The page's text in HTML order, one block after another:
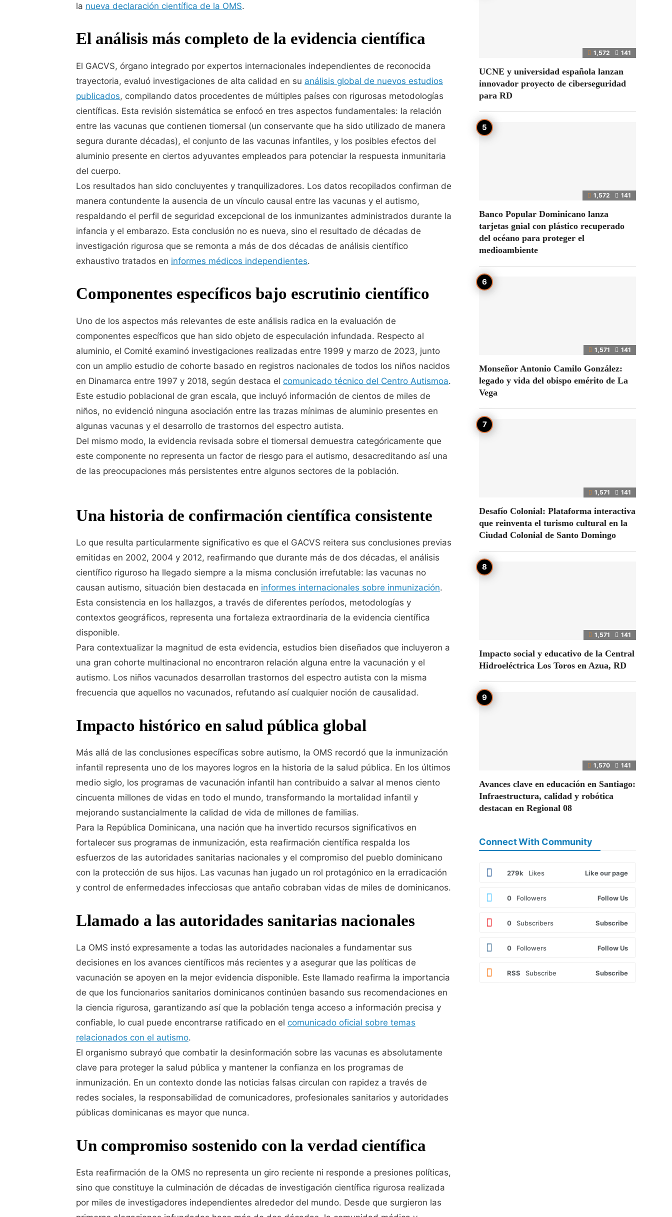
la nueva declaración científica de la OMS.
El análisis más completo de la evidencia científica
El GACVS, órgano integrado por expertos internacionales independientes de reconocida
trayectoria, evaluó investigaciones de alta calidad en su análisis global de nuevos estudios
publicados, compilando datos procedentes de múltiples países con rigurosas metodologías
científicas. Esta revisión sistemática se enfocó en tres aspectos fundamentales: la relación
entre las vacunas que contienen tiomersal (un conservante que ha sido utilizado de manera
segura durante décadas), el conjunto de las vacunas infantiles, y los posibles efectos del
aluminio presente en ciertos adyuvantes empleados para potenciar la respuesta inmunitaria
del cuerpo.
Los resultados han sido concluyentes y tranquilizadores. Los datos recopilados confirman de
manera contundente la ausencia de un vínculo causal entre las vacunas y el autismo,
respaldando el perfil de seguridad excepcional de los inmunizantes administrados durante la
infancia y el embarazo. Esta conclusión no es nueva, sino el resultado de décadas de
investigación rigurosa que se remonta a más de dos décadas de análisis científico
exhaustivo tratados en informes médicos independientes.
Componentes específicos bajo escrutinio científico
Uno de los aspectos más relevantes de este análisis radica en la evaluación de
componentes específicos que han sido objeto de especulación infundada. Respecto al
aluminio, el Comité examinó investigaciones realizadas entre 1999 y marzo de 2023, junto
con un amplio estudio de cohorte basado en registros nacionales de todos los niños nacidos
en Dinamarca entre 1997 y 2018, según destaca el comunicado técnico del Centro Autismoa.
Este estudio poblacional de gran escala, que incluyó información de cientos de miles de
niños, no evidenció ninguna asociación entre las trazas mínimas de aluminio presentes en
algunas vacunas y el desarrollo de trastornos del espectro autista.
Del mismo modo, la evidencia revisada sobre el tiomersal demuestra categóricamente que
este componente no representa un factor de riesgo para el autismo, desacreditando así una
de las preocupaciones más persistentes entre algunos sectores de la población.
Una historia de confirmación científica consistente
Lo que resulta particularmente significativo es que el GACVS reitera sus conclusiones previas
emitidas en 2002, 2004 y 2012, reafirmando que durante más de dos décadas, el análisis
científico riguroso ha llegado siempre a la misma conclusión irrefutable: las vacunas no
causan autismo, situación bien destacada en informes internacionales sobre inmunización.
Esta consistencia en los hallazgos, a través de diferentes períodos, metodologías y
contextos geográficos, representa una fortaleza extraordinaria de la evidencia científica
disponible.
Para contextualizar la magnitud de esta evidencia, estudios bien diseñados que incluyeron a
una gran cohorte multinacional no encontraron relación alguna entre la vacunación y el
autismo. Los niños vacunados desarrollan trastornos del espectro autista con la misma
frecuencia que aquellos no vacunados, refutando así cualquier noción de causalidad.
Impacto histórico en salud pública global
Más allá de las conclusiones específicas sobre autismo, la OMS recordó que la inmunización
infantil representa uno de los mayores logros en la historia de la salud pública. En los últimos
medio siglo, los programas de vacunación infantil han contribuido a salvar al menos ciento
cincuenta millones de vidas en todo el mundo, transformando la mortalidad infantil y
mejorando sustancialmente la calidad de vida de millones de familias.
Para la República Dominicana, una nación que ha invertido recursos significativos en
fortalecer sus programas de inmunización, esta reafirmación científica respalda los
esfuerzos de las autoridades sanitarias nacionales y el compromiso del pueblo dominicano
con la protección de sus hijos. Las vacunas han jugado un rol protagónico en la erradicación
y control de enfermedades infecciosas que antaño cobraban vidas de miles de dominicanos.
Llamado a las autoridades sanitarias nacionales
La OMS instó expresamente a todas las autoridades nacionales a fundamentar sus
decisiones en los avances científicos más recientes y a asegurar que las políticas de
vacunación se apoyen en la mejor evidencia disponible. Este llamado reafirma la importancia
de que los funcionarios sanitarios dominicanos continúen basando sus recomendaciones en
la ciencia rigurosa, garantizando así que la población tenga acceso a información precisa y
confiable, lo cual puede encontrarse ratificado en el comunicado oficial sobre temas
relacionados con el autismo.
El organismo subrayó que combatir la desinformación sobre las vacunas es absolutamente
clave para proteger la salud pública y mantener la confianza en los programas de
inmunización. En un contexto donde las noticias falsas circulan con rapidez a través de
redes sociales, la responsabilidad de comunicadores, profesionales sanitarios y autoridades
públicas dominicanas es mayor que nunca.
Un compromiso sostenido con la verdad científica
Esta reafirmación de la OMS no representa un giro reciente ni responde a presiones políticas,
sino que constituye la culminación de décadas de investigación científica rigurosa realizada
por miles de investigadores independientes alrededor del mundo. Desde que surgieron las
1,572 141
UCNE y universidad española lanzan
innovador proyecto de ciberseguridad
para RD
1,572 141
Banco Popular Dominicano lanza
tarjetas gnial con plástico recuperado
del océano para proteger el
medioambiente
1,571 141
Monseñor Antonio Camilo González:
legado y vida del obispo emérito de La
Vega
1,571 141
Desafío Colonial: Plataforma interactiva
que reinventa el turismo cultural en la
Ciudad Colonial de Santo Domingo
1,571 141
Impacto social y educativo de la Central
Hidroeléctrica Los Toros en Azua, RD
1,570 141
Avances clave en educación en Santiago:
Infraestructura, calidad y robótica
destacan en Regional 08
Connect With Community
279k Likes Like our page
0 Followers Follow Us
0 Subscribers Subscribe
0 Followers Follow Us
RSS Subscribe Subscribe